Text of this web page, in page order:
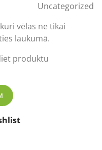
Uncategorized
vēlas ne tikai
laukumā.
produktu
bumbiņa (dažādas